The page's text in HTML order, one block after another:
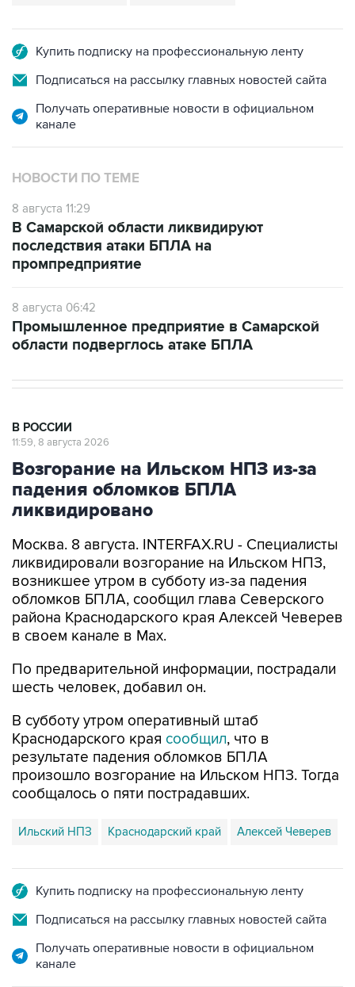
Купить подписку на профессиональную ленту
Подписаться на рассылку главных новостей сайта
Получать оперативные новости в официальном
канале
НОВОСТИ ПО ТЕМЕ
8 августа 11:29
В Самарской области ликвидируют
последствия атаки БПЛА на
промпредприятие
8 августа 06:42
Промышленное предприятие в Самарской
области подверглось атаке БПЛА
В РОССИИ
11:59, 8 августа 2026
Возгорание на Ильском НПЗ из-за
падения обломков БПЛА
ликвидировано
Москва. 8 августа. INTERFAX.RU - Специалисты
ликвидировали возгорание на Ильском НПЗ,
возникшее утром в субботу из-за падения
обломков БПЛА, сообщил глава Северского
района Краснодарского края Алексей Чеверев
в своем канале в Max.
По предварительной информации, пострадали
шесть человек, добавил он.
В субботу утром оперативный штаб
Краснодарского края сообщил, что в
результате падения обломков БПЛА
произошло возгорание на Ильском НПЗ. Тогда
сообщалось о пяти пострадавших.
Ильский НПЗ Краснодарский край Алексей Чеверев
Купить подписку на профессиональную ленту
Подписаться на рассылку главных новостей сайта
Получать оперативные новости в официальном
канале